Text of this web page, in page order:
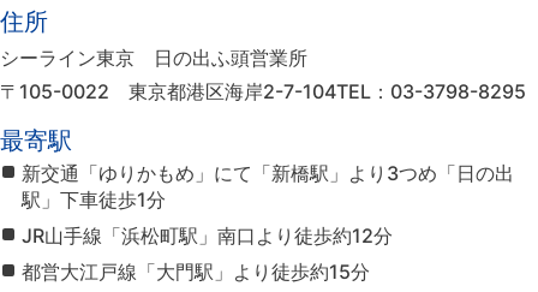
住所
シーライン東京 日の出ふ頭営業所
〒105-0022 東京都港区海岸2-7-104TEL：03-3798-8295
最寄駅
新交通「ゆりかもめ」にて「新橋駅」より3つめ「日の出
駅」下車徒歩1分
JR山手線「浜松町駅」南口より徒歩約12分
都営大江戸線「大門駅」より徒歩約15分